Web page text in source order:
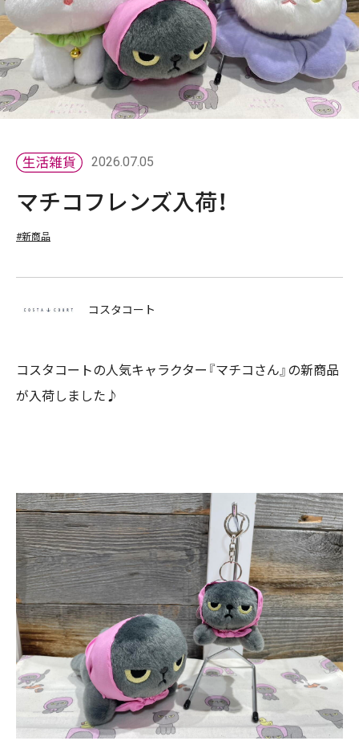
2026.07.05
マチコフレンズ入荷！
#新商品
コスタコート
コスタコートの人気キャラクター『マチコさん』の新商品
が入荷しました♪